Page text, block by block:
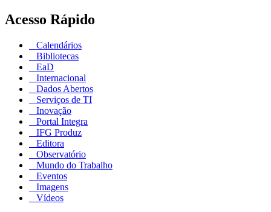
Acesso Rápido
Calendários
Bibliotecas
EaD
Internacional
Dados Abertos
Serviços de TI
Inovação
Portal Integra
IFG Produz
Editora
Observatório
Mundo do Trabalho
Eventos
Imagens
Vídeos